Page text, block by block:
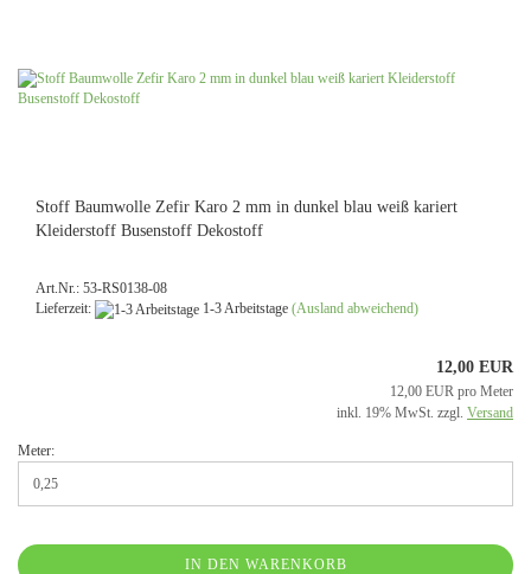
Stoff Baumwolle Zefir Karo 2 mm in dunkel blau weiß kariert
Kleiderstoff Busenstoff Dekostoff
Art.Nr.: 53-RS0138-08
Lieferzeit:
1-3 Arbeitstage (Ausland abweichend)
12,00 EUR
12,00 EUR pro Meter
inkl. 19% MwSt. zzgl. Versand
Meter:
IN DEN WARENKORB